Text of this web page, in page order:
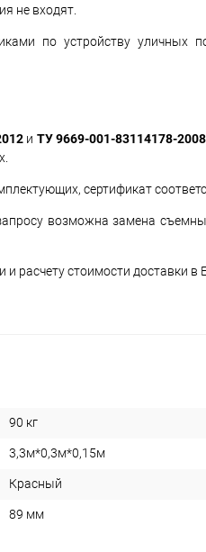
не входят.
по устройству уличных
и ТУ 9669-001-83114178-2008
сертификат
возможна замена
расчету стоимости доставки в
90 кг
3,3м*0,3м*0,15м
Красный
89 мм